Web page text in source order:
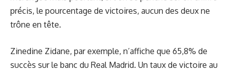
précis, le pourcentage de victoires, aucun des deux ne
trône en tête.
Zinedine Zidane, par exemple, n’affiche que 65,8% de
succès sur le banc du Real Madrid. Un taux de victoire au